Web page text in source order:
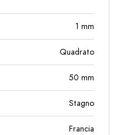
1 mm
Quadrato
50 mm
Stagno
Francia